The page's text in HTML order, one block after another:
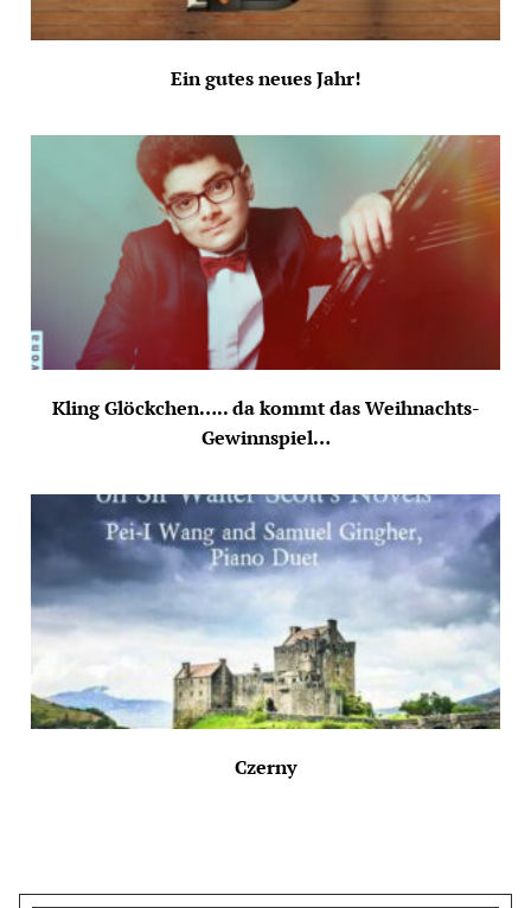
Ein gutes neues Jahr!
Kling Glöckchen….. da kommt das Weihnachts-
Gewinnspiel…
Czerny